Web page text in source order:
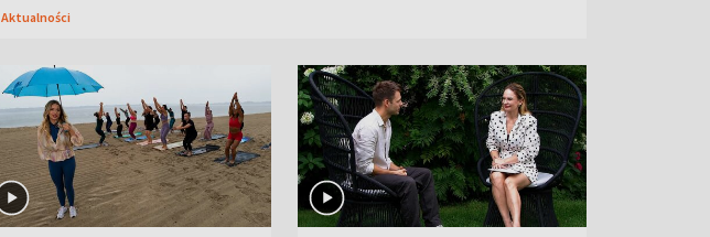
Aktualności